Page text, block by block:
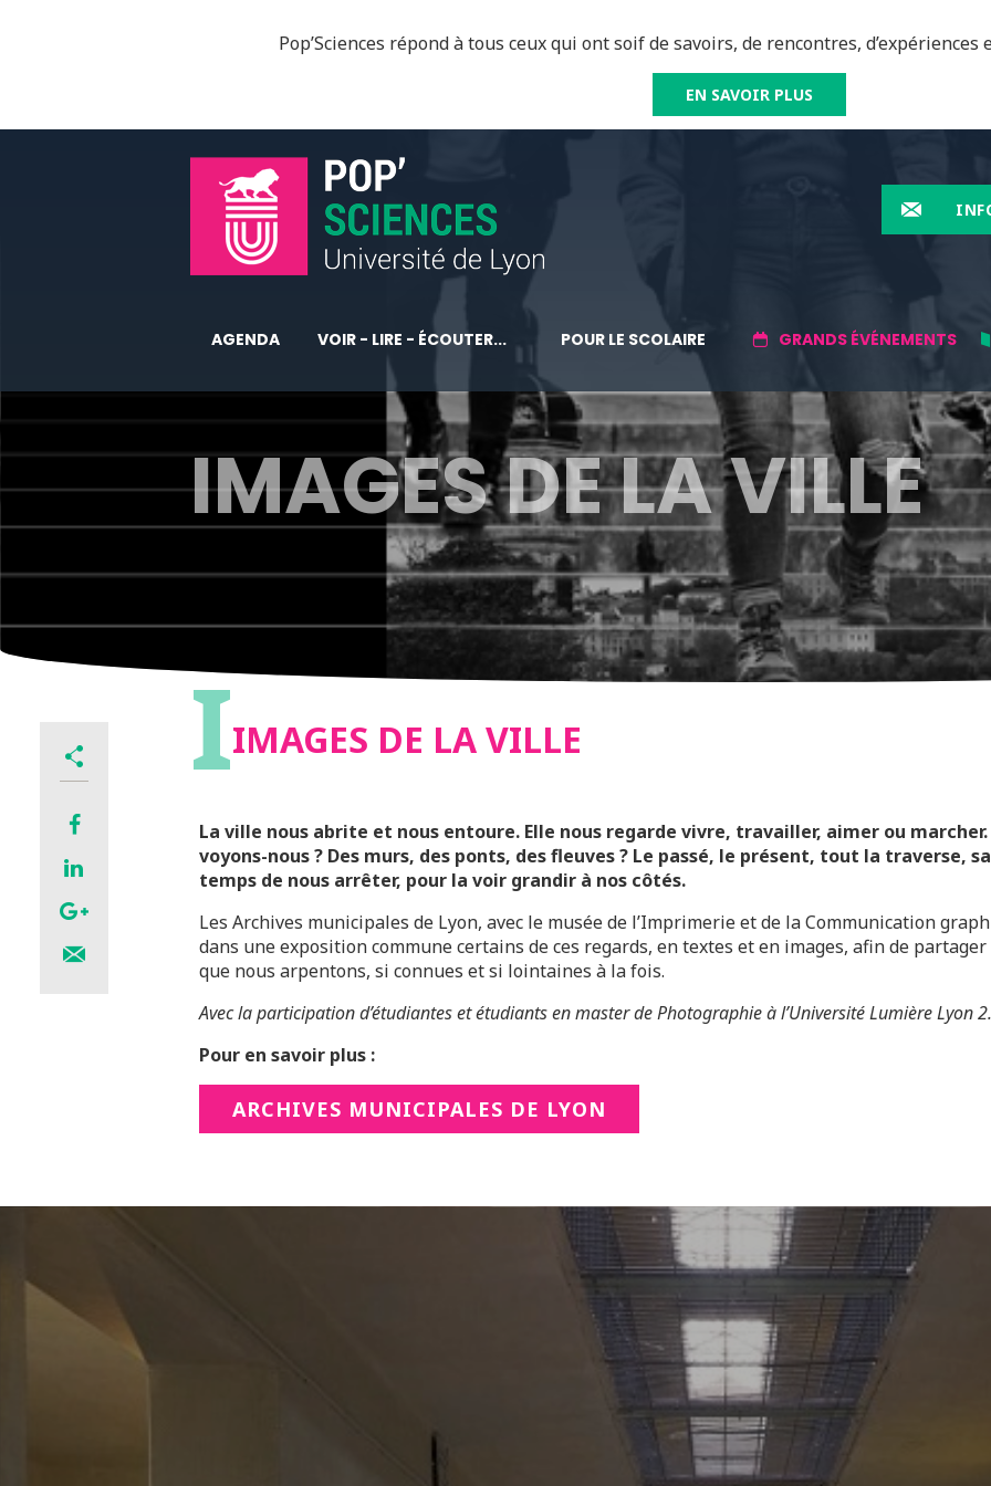
Pop’Sciences répond à tous ceux qui ont soif de savoirs, de rencontres, d’expériences
EN SAVOIR PLUS
AGENDA VOIR - LIRE - ÉCOUTER... POUR LE SCOLAIRE GRANDS ÉVÉNEMENTS
IMAGES DE LA VILLE
IIMAGES DE LA VILLE
La ville nous abrite et nous entoure. Elle nous regarde vivre, travailler, aimer ou
voyons-nous ? Des murs, des ponts, des fleuves ? Le passé, le présent, tout la traverse,
temps de nous arrêter, pour la voir grandir à nos côtés.
Les Archives municipales de Lyon, avec le musée de l’Imprimerie et de la Communication
dans une exposition commune certains de ces regards, en textes et en images, afin de
que nous arpentons, si connues et si lointaines à la fois.
Avec la participation d’étudiantes et étudiants en master de Photographie à l’Université Lumière Lyon 2.
Pour en savoir plus :
ARCHIVES MUNICIPALES DE LYON